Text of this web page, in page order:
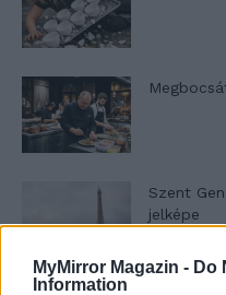
MyMirror Magazin - Do
Information
Szent
jelképe